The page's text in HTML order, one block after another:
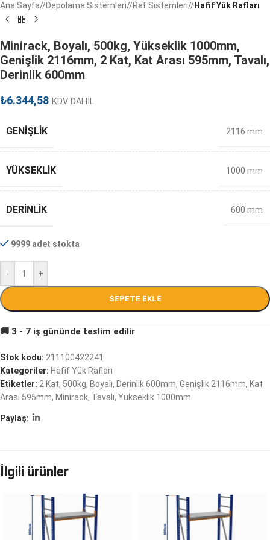
Ana Sayfa/ Depolama Sistemleri/ Raf Sistemleri/ Hafif Yük Rafları
Minirack, Boyalı, 500kg, Yükseklik 1000mm,
Genişlik 2116mm, 2 Kat, Kat Arası 595mm, Tavalı,
Derinlik 600mm
₺6.344,58 KDV DAHİL
GENIŞLIK 2116 mm
YÜKSEKLIK 1000 mm
DERINLIK 600 mm
9999 adet stokta
- +
SEPETE EKLE
Stok kodu: 211100422241
Kategoriler: Hafif Yük Rafları
Etiketler: 2 Kat, 500kg, Boyalı, Derinlik 600mm, Genişlik 2116mm, Kat
Arası 595mm, Minirack, Tavalı, Yükseklik 1000mm
Paylaş:
İlgili ürünler